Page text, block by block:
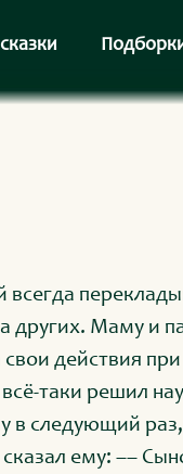
других. Маму и
действия
таки решил
в следующий
ему: ––